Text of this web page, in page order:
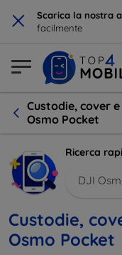
× Scarica la nostra
facilmente
Custodie, cover
Osmo Pocket
Ricerca
DJI
Custodie,
Osmo Pocket